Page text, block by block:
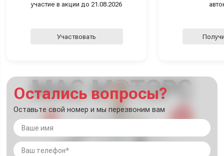
участие в акции до 21.08.2026
Участвовать
Остались вопросы?
Оставьте свой номер и мы перезвоним вам